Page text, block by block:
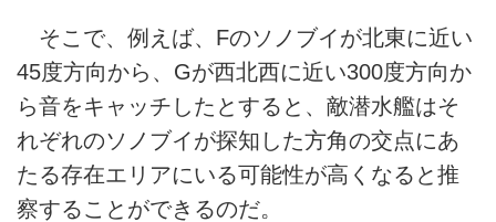
そこで、例えば、Fのソノブイが北東に近い
45度方向から、Gが西北西に近い300度方向か
ら音をキャッチしたとすると、敵潜水艦はそ
れぞれのソノブイが探知した方角の交点にあ
たる存在エリアにいる可能性が高くなると推
察することができるのだ。